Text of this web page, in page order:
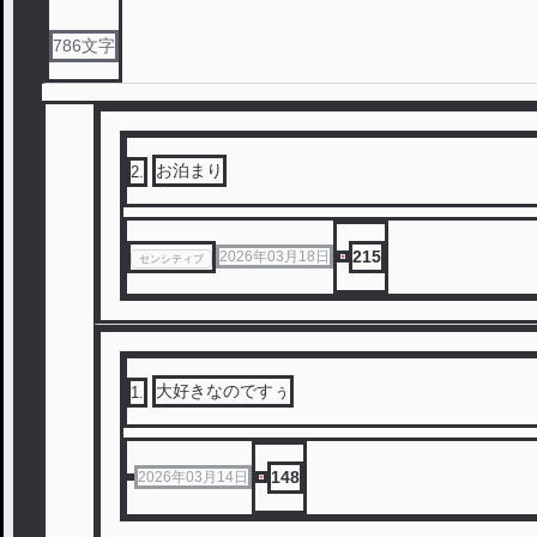
786文字
2 お泊まり
センシティブ 2026年03月18日 215
1 大好きなのですぅ
2026年03月14日 148